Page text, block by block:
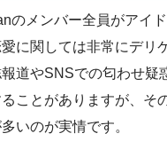
のメンバー全員がアイ
に関しては非常にデリ
道やSNSでの匂わせ疑
ことがありますが、そ
いのが実情です。